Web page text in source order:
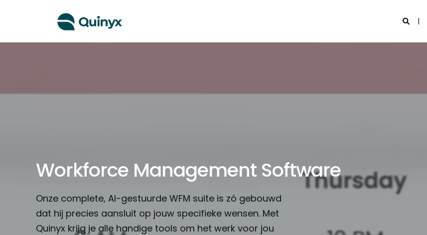
Workforce Management Software
Onze complete, AI-gestuurde WFM suite is zó gebouwd
dat hij precies aansluit op jouw specifieke wensen. Met
Quinyx krijg je alle handige tools om het werk voor jou